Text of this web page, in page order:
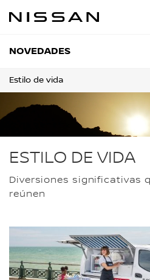
NOVEDADES
Estilo de vida
ESTILO DE VIDA
Diversiones significativas
reúnen